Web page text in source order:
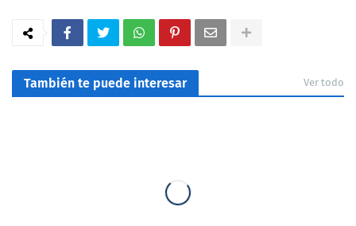
También te puede interesar Ver todo